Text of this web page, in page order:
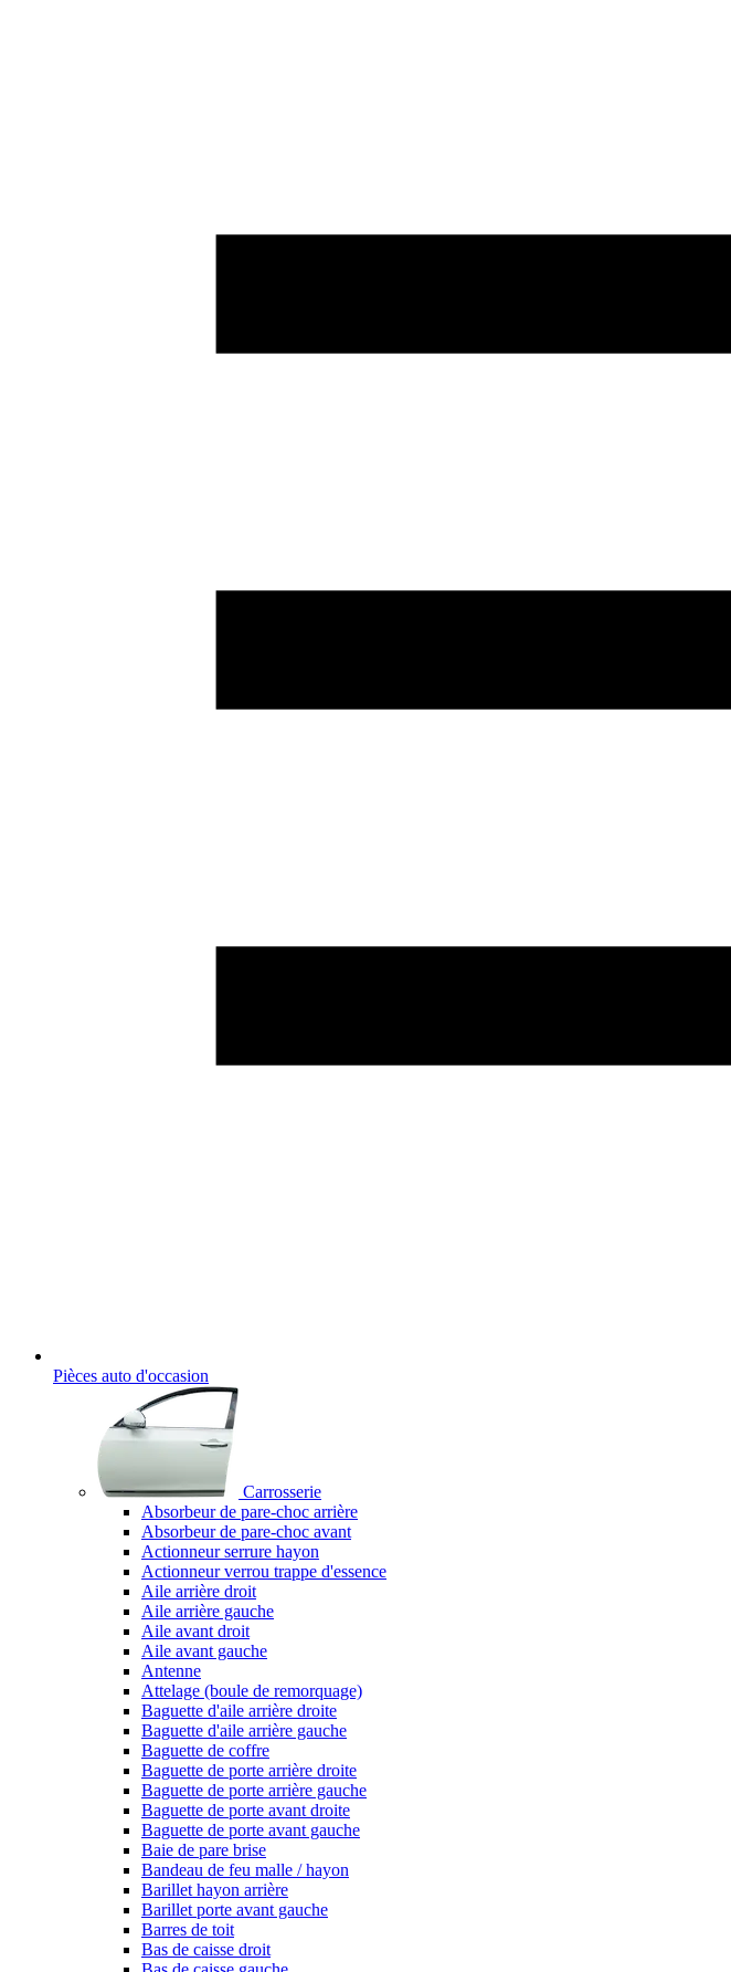
Pièces auto d'occasion
Carrosserie
Absorbeur de pare-choc arrière
Absorbeur de pare-choc avant
Actionneur serrure hayon
Actionneur verrou trappe d'essence
Aile arrière droit
Aile arrière gauche
Aile avant droit
Aile avant gauche
Antenne
Attelage (boule de remorquage)
Baguette d'aile arrière droite
Baguette d'aile arrière gauche
Baguette de coffre
Baguette de porte arrière droite
Baguette de porte arrière gauche
Baguette de porte avant droite
Baguette de porte avant gauche
Baie de pare brise
Bandeau de feu malle / hayon
Barillet hayon arrière
Barillet porte avant gauche
Barres de toit
Bas de caisse droit